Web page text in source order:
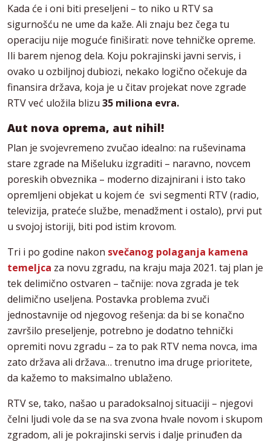
Kada će i oni biti preseljeni – to niko u RTV sa
sigurnošću ne ume da kaže. Ali znaju bez čega tu
operaciju nije moguće finiširati: nove tehničke opreme.
Ili barem njenog dela. Koju pokrajinski javni servis, i
ovako u ozbiljnoj dubiozi, nekako logično očekuje da
finansira država, koja je u čitav projekat nove zgrade
RTV već uložila blizu 35 miliona evra.
Aut nova oprema, aut nihil!
Plan je svojevremeno zvučao idealno: na ruševinama
stare zgrade na Mišeluku izgraditi – naravno, novcem
poreskih obveznika – moderno dizajnirani i isto tako
opremljeni objekat u kojem će svi segmenti RTV (radio,
televizija, prateće službe, menadžment i ostalo), prvi put
u svojoj istoriji, biti pod istim krovom.
Tri i po godine nakon svečanog polaganja kamena
temeljca za novu zgradu, na kraju maja 2021. taj plan je
tek delimično ostvaren – tačnije: nova zgrada je tek
delimično useljena. Postavka problema zvuči
jednostavnije od njegovog rešenja: da bi se konačno
završilo preseljenje, potrebno je dodatno tehnički
opremiti novu zgradu – za to pak RTV nema novca, ima
zato država ali država… trenutno ima druge prioritete,
da kažemo to maksimalno ublaženo.
RTV se, tako, našao u paradoksalnoj situaciji – njegovi
čelni ljudi vole da se na sva zvona hvale novom i skupom
zgradom, ali je pokrajinski servis i dalje prinuđen da